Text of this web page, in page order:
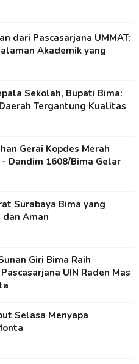
dari Pascasarjana UMMAT:
Akademik yang
Sekolah, Bupati Bima:
Tergantung Kualitas
Gerai Kopdes Merah
Dandim 1608/Bima Gelar
Surabaya Bima yang
dan Aman
Giri Bima Raih
UIN Raden Mas
Selasa Menyapa